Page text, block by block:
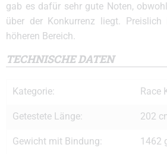
gab es dafür sehr gute Noten,
über der Konkurrenz liegt.
höheren Bereich.
TECHNISCHE DATEN
Kategorie: Race
Getestete Länge: 202
Gewicht mit Bindung: 1462